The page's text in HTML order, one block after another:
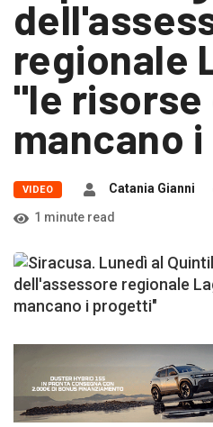
regionale
"le risorse
mancano
VIDEO Catania Gianni
1 minute read